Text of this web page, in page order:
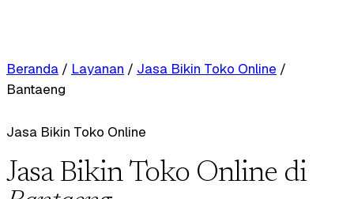
Beranda / Layanan / Jasa Bikin Toko Online /
Bantaeng
Jasa Bikin Toko Online
Jasa Bikin Toko Online di